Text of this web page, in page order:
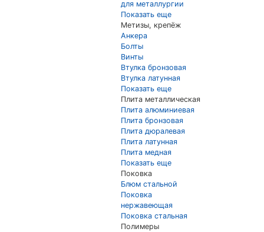
для металлургии
Показать еще
Метизы, крепёж
Анкера
Болты
Винты
Втулка бронзовая
Втулка латунная
Показать еще
Плита металлическая
Плита алюминиевая
Плита бронзовая
Плита дюралевая
Плита латунная
Плита медная
Показать еще
Поковка
Блюм стальной
Поковка
нержавеющая
Поковка стальная
Полимеры